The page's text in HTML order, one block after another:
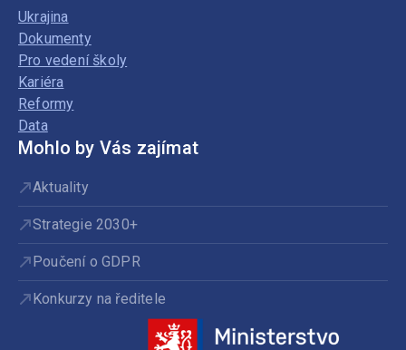
Ukrajina
Dokumenty
Pro vedení školy
Kariéra
Reformy
Data
Mohlo by Vás zajímat
Aktuality
Strategie 2030+
Poučení o GDPR
Konkurzy na ředitele